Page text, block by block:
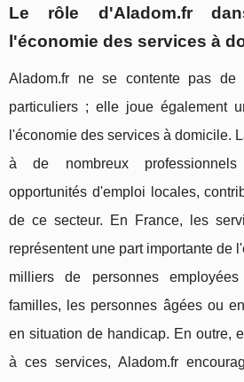
Le rôle d'Aladom.fr
l'économie des services à
Aladom.fr ne se contente pas
particuliers ; elle joue également
l'économie des services à domicile.
à de nombreux
opportunités d'emploi locales,
de ce secteur. En France, les
représentent une part importante de
milliers de personnes
familles, les personnes âgées ou
en situation de handicap. En outre,
à ces services, Aladom.fr